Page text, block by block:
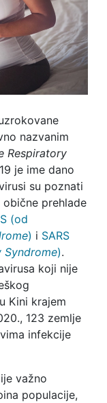
nazvanim
Respiratory
je ime dano
su poznati
prehlade
(od
) i SARS
Syndrome).
koji nije
Kini krajem
123 zemlje
infekcije
važno
populacije,